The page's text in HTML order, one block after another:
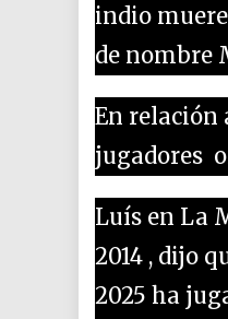
indio
de nombre
En relación
jugadores
Luís en La
2014 , dijo
2025 ha